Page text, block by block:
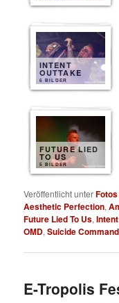
INTENT
OUTTAKE
6 BILDER
FUTURE LIED
TO US
5 BILDER
Veröffentlicht unter
Aesthetic Perfection,
Future Lied To Us,
OMD,Suicide
E-Tropolis